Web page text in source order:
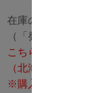
在庫のある場合は、3
（「発送」であり「
こちらの商品の配送
（北海道・沖縄・離
※購入前に事前確認